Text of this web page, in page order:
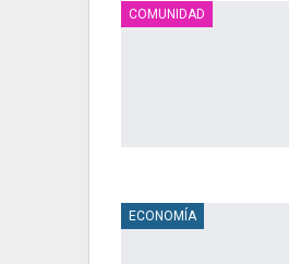
COMUNIDAD
ECONOMÍA